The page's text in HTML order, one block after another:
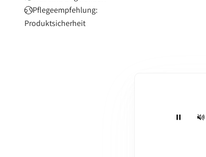
Pflegeempfehlung:
Produktsicherheit